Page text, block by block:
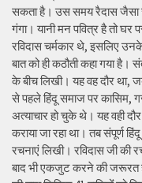
सकता है। उस समय रैदास जैसा
गंगा। यानी मन पवित्र है तो घर
रविदास चर्मकार थे, इसलिए
बात को ही कठौती कहा गया है।
के बीच लिखी। यह वह दौर था,
से पहले हिंदू समाज पर कासिम,
अत्याचार हो चुके थे। यह वही
कराया जा रहा था। तब संपूर्ण
रचनाएं लिखी। रविदास जी की
बाद भी एकजुट करने की जरूरत